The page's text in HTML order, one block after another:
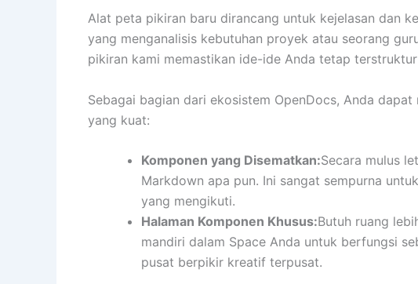
Alat peta pikiran baru dirancang untuk kejelasan dan
yang menganalisis kebutuhan proyek atau seorang
pikiran kami memastikan ide-ide Anda tetap
Sebagai bagian dari ekosistem OpenDocs, Anda
yang kuat:
Komponen yang Disematkan:Secara mulus
Markdown apa pun. Ini sangat sempurna
yang mengikuti.
Halaman Komponen Khusus:Butuh ruang
mandiri dalam Space Anda untuk berfungsi
pusat berpikir kreatif terpusat.